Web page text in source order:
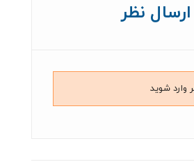
ارسال نظر
وارد شوید